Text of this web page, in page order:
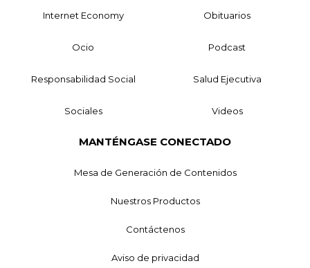
Internet Economy Obituarios
Ocio Podcast
Responsabilidad Social Salud Ejecutiva
Sociales Videos
MANTÉNGASE CONECTADO
Mesa de Generación de Contenidos
Nuestros Productos
Contáctenos
Aviso de privacidad